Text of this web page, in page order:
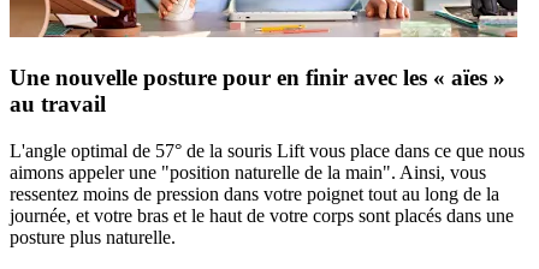
Une nouvelle posture pour en finir avec les « aïes »
au travail
L'angle optimal de 57° de la souris Lift vous place dans ce que nous
aimons appeler une "position naturelle de la main". Ainsi, vous
ressentez moins de pression dans votre poignet tout au long de la
journée, et votre bras et le haut de votre corps sont placés dans une
posture plus naturelle.